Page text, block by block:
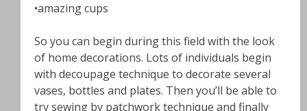
•amazing cups
So you can begin during this field with the look
of home decorations. Lots of individuals begin
with decoupage technique to decorate several
vases, bottles and plates. Then you’ll be able to
try sewing by patchwork technique and finally